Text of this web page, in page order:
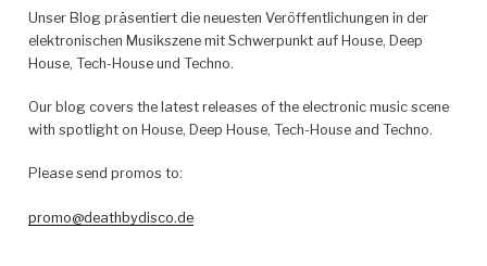
Unser Blog präsentiert die neuesten Veröffentlichungen in der
elektronischen Musikszene mit Schwerpunkt auf House, Deep
House, Tech-House und Techno.
Our blog covers the latest releases of the electronic music scene
with spotlight on House, Deep House, Tech-House and Techno.
Please send promos to:
promo@deathbydisco.de